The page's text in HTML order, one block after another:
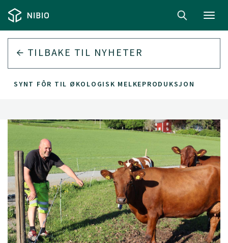
TILBAKE TIL NYHETER
FÔR TIL ØKOLOGISK MELKEPRODUKSJON